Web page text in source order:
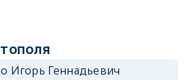
Игорь Геннадьевич